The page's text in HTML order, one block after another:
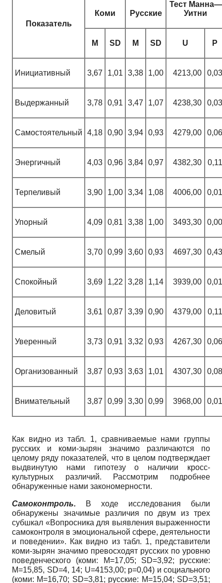
Показатель
Коми Русские
Тест Манна—
Уитни
M SD M SD U P
Инициативный 3,67 1,01 3,38 1,00 4213,00 0,03
Выдержанный 3,78 0,91 3,47 1,07 4238,30 0,03
Самостоятельный 4,18 0,90 3,94 0,93 4279,00 0,06
Энергичный 4,03 0,96 3,84 0,97 4382,30 0,11
Терпеливый 3,90 1,00 3,34 1,08 4006,00 0,01
Упорный 4,09 0,81 3,38 1,00 3493,30 0,00
Смелый 3,70 0,99 3,60 0,93 4697,30 0,43
Спокойный 3,69 1,22 3,28 1,14 3939,00 0,01
Деловитый 3,61 0,87 3,39 0,90 4379,00 0,11
Уверенный 3,73 0,91 3,32 0,93 4267,30 0,06
Организованный 3,87 0,93 3,63 1,01 4307,30 0,08
Внимательный 3,87 0,99 3,30 0,99 3968,00 0,01
Как видно из табл. 1, сравниваемые нами группы
русских и коми-зырян значимо различаются по
целому ряду показателей, что в целом подтверждает
выдвинутую нами гипотезу о наличии кросс-
культурных различий. Рассмотрим подробнее
обнаруженные нами закономерности.
Самоконтроль.
В ходе исследования были
обнаружены значимые различия по двум из трех
субшкал «Вопросника для выявления выраженности
самоконтроля в эмоциональной сфере, деятельности
и поведении». Как видно из табл. 1, представители
коми-зырян значимо превосходят русских по уровню
поведенческого (коми: М=17,05; SD=3,92; русские:
M=15,85, SD=4, 14; U=4153,00; p=0,04) и социального
(коми: М=16,70; SD=3,81; русские: M=15,04; SD=3,51;